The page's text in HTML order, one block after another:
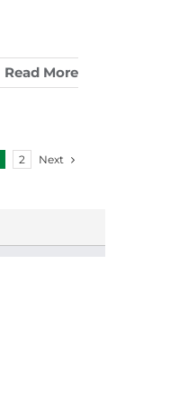
Read More
2 Next